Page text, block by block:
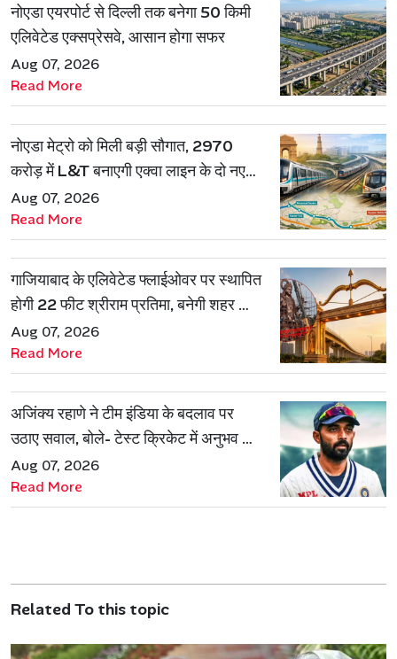
नोएडा एयरपोर्ट से दिल्ली तक बनेगा 50 किमी
एलिवेटेड एक्सप्रेसवे, आसान होगा सफर
Aug 07, 2026
Read More
नोएडा मेट्रो को मिली बड़ी सौगात, 2970
करोड़ में L&T बनाएगी एक्वा लाइन के दो नए
रूट
Aug 07, 2026
Read More
गाजियाबाद के एलिवेटेड फ्लाईओवर पर स्थापित
होगी 22 फीट श्रीराम प्रतिमा, बनेगी शहर की
नई पहचान
Aug 07, 2026
Read More
अजिंक्य रहाणे ने टीम इंडिया के बदलाव पर
उठाए सवाल, बोले- टेस्ट क्रिकेट में अनुभव की
जरूरत हमेशा रहेगी
Aug 07, 2026
Read More
Related To this topic